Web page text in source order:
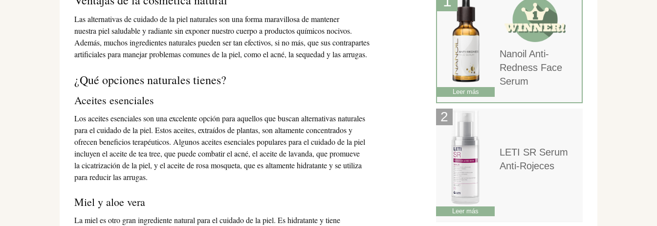
Las alternativas de cuidado de la piel naturales son una forma maravillosa de mantener
nuestra piel saludable y radiante sin exponer nuestro cuerpo a productos químicos nocivos.
Además, muchos ingredientes naturales pueden ser tan efectivos, si no más, que sus contrapartes
artificiales para manejar problemas comunes de la piel, como el acné, la sequedad y las arrugas.
¿Qué opciones naturales tienes?
Aceites esenciales
Los aceites esenciales son una excelente opción para aquellos que buscan alternativas naturales
para el cuidado de la piel. Estos aceites, extraídos de plantas, son altamente concentrados y
ofrecen beneficios terapéuticos. Algunos aceites esenciales populares para el cuidado de la piel
incluyen el aceite de tea tree, que puede combatir el acné, el aceite de lavanda, que promueve
la cicatrización de la piel, y el aceite de rosa mosqueta, que es altamente hidratante y se utiliza
para reducir las arrugas.
Miel y aloe vera
La miel es otro gran ingrediente natural para el cuidado de la piel. Es hidratante y tiene
Nanoil Anti-
Redness Face
Serum
Leer más
LETI SR Serum
Anti-Rojeces
Leer más